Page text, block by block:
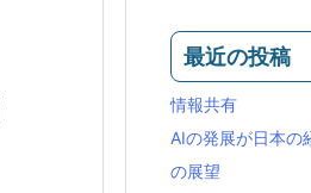
最近の投稿
情報共有
AIの発展が日本の
の展望